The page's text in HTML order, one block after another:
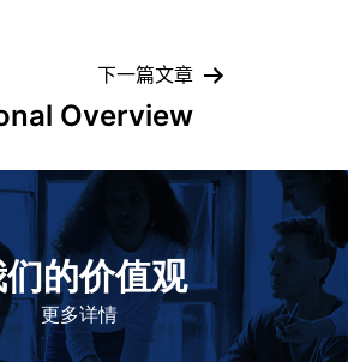
下一篇文章
Overview
的价值观
更多详情
爱施健存立和发展的基石。集团上下以
为实现集团目标而共同奋斗。